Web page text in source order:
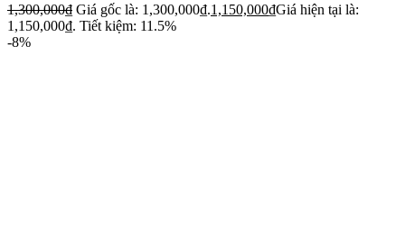
1,300,000₫ Giá gốc là: 1,300,000₫.1,150,000₫Giá hiện tại là:
1,150,000₫. Tiết kiệm: 11.5%
-8%